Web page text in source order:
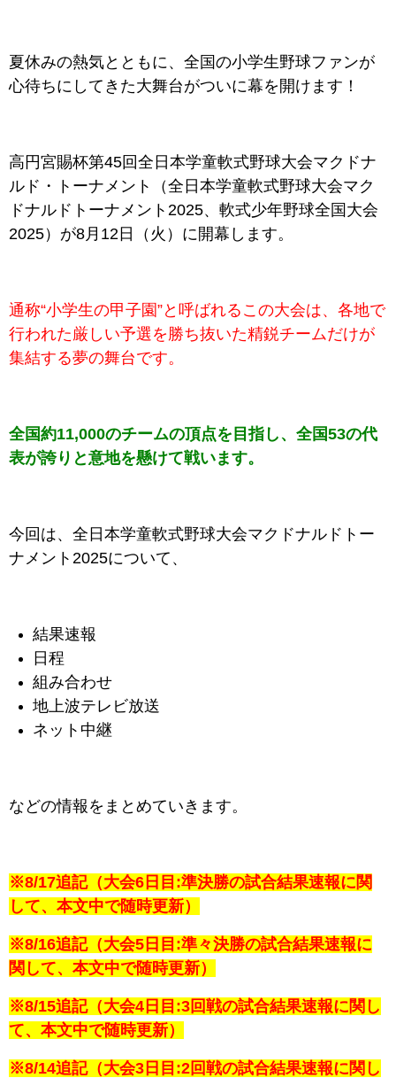
夏休みの熱気とともに、全国の小学生野球ファンが
心待ちにしてきた大舞台がついに幕を開けます！
高円宮賜杯第45回全日本学童軟式野球大会マクドナ
ルド・トーナメント（全日本学童軟式野球大会マク
ドナルドトーナメント2025、軟式少年野球全国大会
2025）が8月12日（火 ）に開幕します。
通称“小学生の甲子園”と呼ばれるこの大会は、各地で
行われた厳しい予選を勝ち抜いた精鋭チームだけが
集結する夢の舞台です。
全国約11,000のチームの頂点を目指し、全国53の代
表が誇りと意地を懸けて戦います。
今回は、全日本学童軟式野球大会マクドナルドトー
ナメント2025について、
結果速報
日程
組み合わせ
地上波テレビ放送
ネット中継
などの情報をまとめていきます。
※8/17追記（大会6日目:準決勝の試合結果速報に関
して、本文中で随時更新）
※8/16追記（大会5日目:準々決勝の試合結果速報に
関して、本文中で随時更新）
※8/15追記（大会4日目:3回戦の試合結果速報に関し
て、本文中で随時更新）
※8/14追記（大会3日目:2回戦の試合結果速報に関し